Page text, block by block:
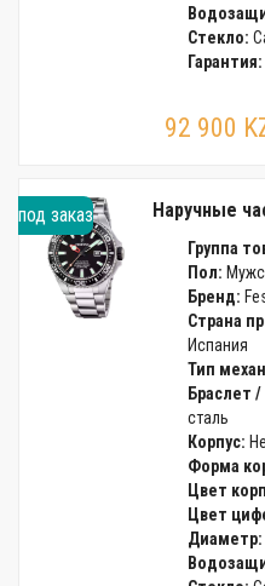
Стекло:
Гарантия:
92 900
под заказ Наручные
Группа
Пол:
Бренд:
Страна
Испания
Тип
Браслет
сталь
Корпус:
Форма
Цвет
Цвет
Диаметр: